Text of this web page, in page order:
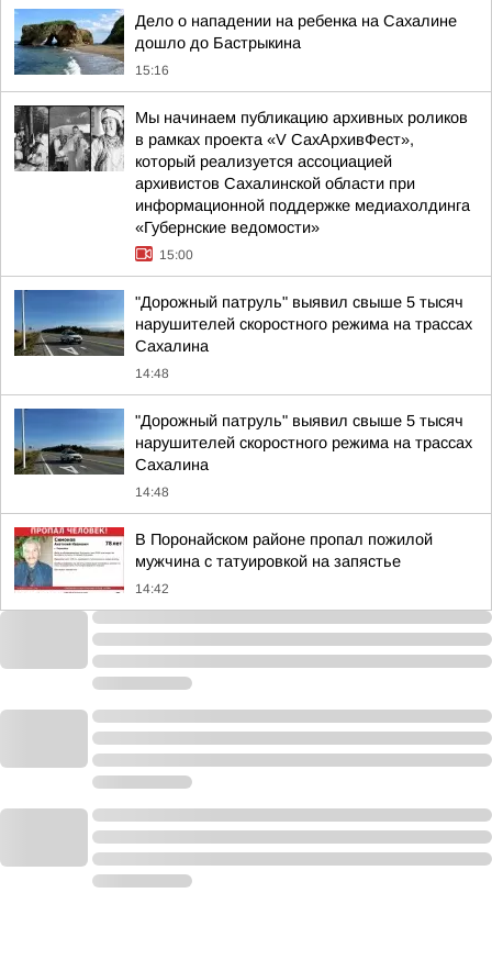
Дело о нападении на ребенка на Сахалине
дошло до Бастрыкина
15:16
Мы начинаем публикацию архивных роликов
в рамках проекта «V СахАрхивФест»,
который реализуется ассоциацией
архивистов Сахалинской области при
информационной поддержке медиахолдинга
«Губернские ведомости»
15:00
"Дорожный патруль" выявил свыше 5 тысяч
нарушителей скоростного режима на трассах
Сахалина
14:48
"Дорожный патруль" выявил свыше 5 тысяч
нарушителей скоростного режима на трассах
Сахалина
14:48
В Поронайском районе пропал пожилой
мужчина с татуировкой на запястье
14:42